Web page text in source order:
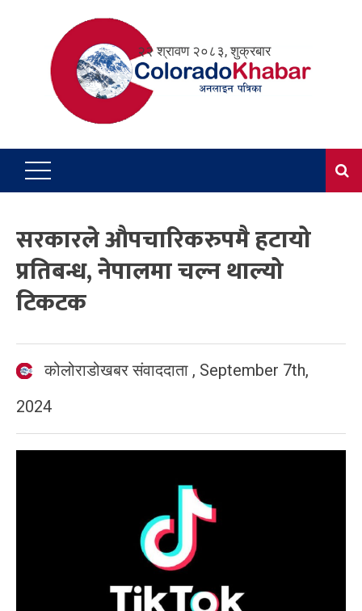
२२ श्रावण २०८३, शुक्रबार
सरकारले औपचारिकरुपमै हटायो
प्रतिबन्ध, नेपालमा चल्न थाल्यो
टिकटक
कोलोराडोखबर संवाददाता , September 7th,
2024